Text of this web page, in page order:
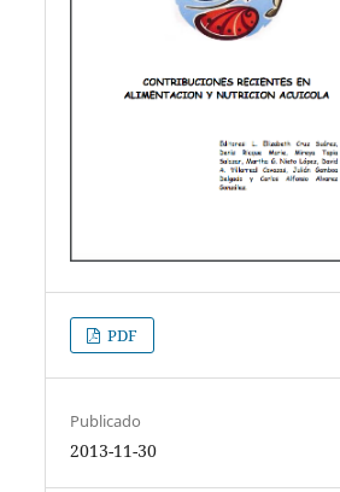
PDF
Publicado
2013-11-30